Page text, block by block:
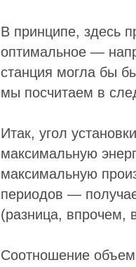
В принципе, здесь
оптимальное —
станция могла бы
мы посчитаем в
Итак, угол
максимальную
максимальную
периодов —
(разница, впрочем,
Соотношение